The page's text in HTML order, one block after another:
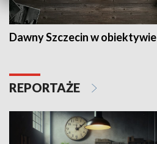
Dawny Szczecin w obiektywie
REPORTAŻE